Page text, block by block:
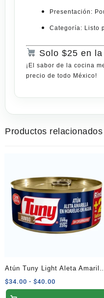
Presentación:
Categoría: Listo
Solo $25 en
¡El sabor de la cocina
precio de todo México!
Productos relacionados
Atún Tuny Light Aleta
en Agua Jumbo 295 G
$34.00 - $40.00
de